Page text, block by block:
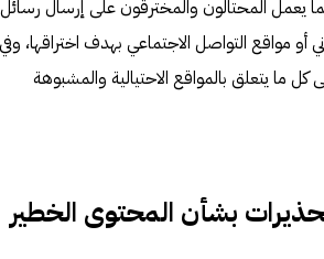
المحتالون والمخترقون على إرسال رسائل
أو مواقع التواصل الاجتماعي بهدف اختراقها، وفي
كل ما يتعلق بالمواقع الاحتيالية والمشبوهة
بشأن المحتوى الخطير